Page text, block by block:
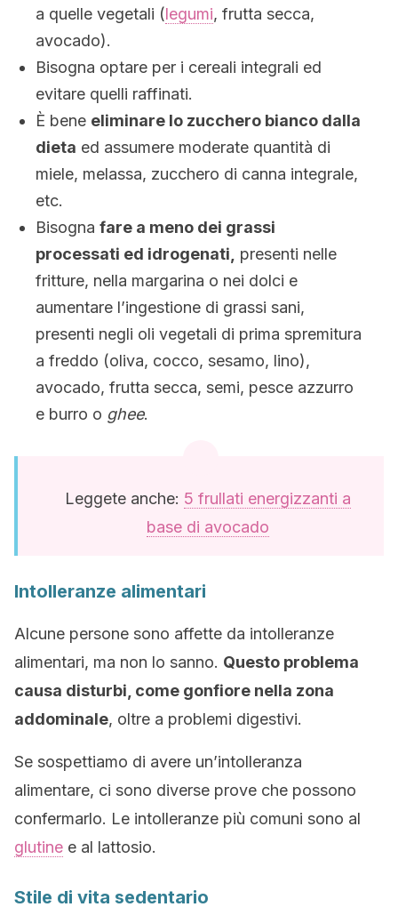
a quelle vegetali (legumi, frutta secca,
avocado).
Bisogna optare per i cereali integrali ed
evitare quelli raffinati.
È bene eliminare lo zucchero bianco dalla
dieta ed assumere moderate quantità di
miele, melassa, zucchero di canna integrale,
etc.
Bisogna fare a meno dei grassi
processati ed idrogenati,
presenti nelle
fritture, nella margarina o nei dolci e
aumentare l’ingestione di grassi sani,
presenti negli oli vegetali di prima spremitura
a freddo (oliva, cocco, sesamo, lino),
avocado, frutta secca, semi, pesce azzurro
e burro o ghee.
Leggete anche: 5 frullati energizzanti a
base di avocado
Intolleranze alimentari
Alcune persone sono affette da intolleranze
alimentari, ma non lo sanno. Questo problema
causa disturbi, come gonfiore nella zona
addominale, oltre a problemi digestivi.
Se sospettiamo di avere un’intolleranza
alimentare, ci sono diverse prove che possono
confermarlo. Le intolleranze più comuni sono al
glutine e al lattosio.
Stile di vita sedentario